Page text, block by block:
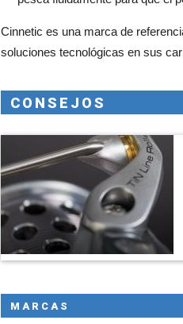
Cinnetic es una marca de
soluciones tecnológicas en sus
CONSEJOS
MARCAS